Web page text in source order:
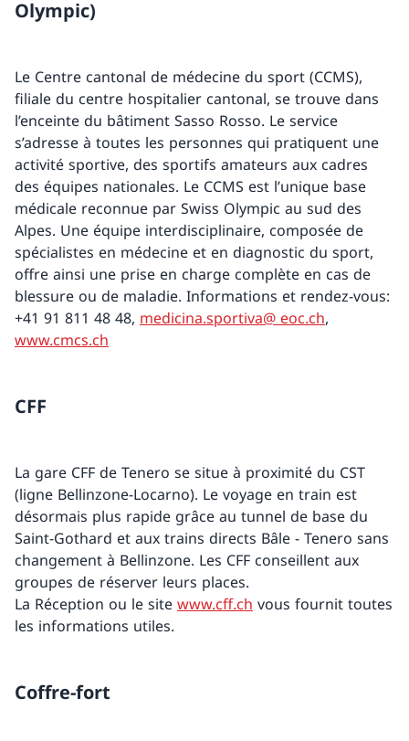
Olympic)
Le Centre cantonal de médecine du sport (CCMS),
filiale du centre hospitalier cantonal, se trouve dans
l’enceinte du bâtiment Sasso Rosso. Le service
s’adresse à toutes les personnes qui pratiquent une
activité sportive, des sportifs amateurs aux cadres
des équipes nationales. Le CCMS est l’unique base
médicale reconnue par Swiss Olympic au sud des
Alpes. Une équipe interdisciplinaire, composée de
spécialistes en médecine et en diagnostic du sport,
offre ainsi une prise en charge complète en cas de
blessure ou de maladie. Informations et rendez-vous:
+41 91 811 48 48, medicina.sportiva@ eoc.ch,
www.cmcs.ch
CFF
La gare CFF de Tenero se situe à proximité du CST
(ligne Bellinzone-Locarno). Le voyage en train est
désormais plus rapide grâce au tunnel de base du
Saint-Gothard et aux trains directs Bâle - Tenero sans
changement à Bellinzone. Les CFF conseillent aux
groupes de réserver leurs places.
La Réception ou le site www.cff.ch vous fournit toutes
les informations utiles.
Coffre-fort